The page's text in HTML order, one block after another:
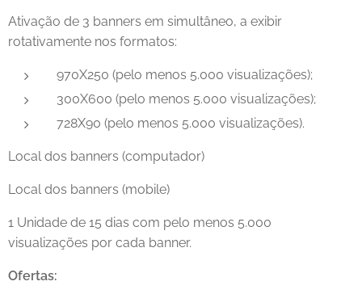
Ativação de 3 banners em simultâneo, a exibir
rotativamente nos formatos:
970X250 (pelo menos 5.000 visualizações);
300X600 (pelo menos 5.000 visualizações);
728X90 (pelo menos 5.000 visualizações).
Local dos banners (computador)
Local dos banners (mobile)
1 Unidade de 15 dias com pelo menos 5.000
visualizações por cada banner.
Ofertas: